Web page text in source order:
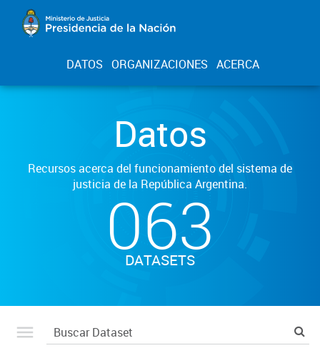
DATOS ORGANIZACIONES ACERCA
Datos
Recursos acerca del funcionamiento del sistema de
justicia de la República Argentina.
063
DATASETS